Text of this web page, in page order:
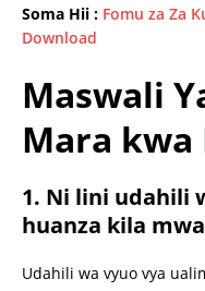
Soma Hii : Fomu za Za
Download
Maswali
Mara kwa
1. Ni lini udahili
huanza kila
Udahili wa vyuo vya